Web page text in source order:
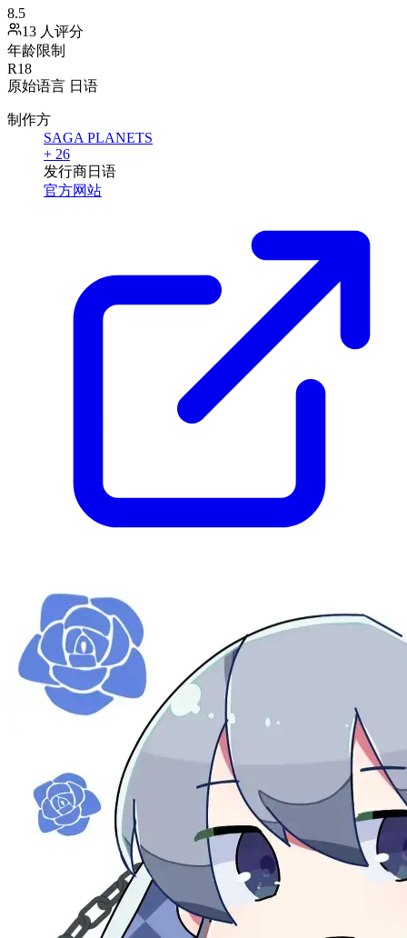
8.5
13 人评分
年龄限制
R18
原始语言 日语
制作方
SAGA PLANETS
+ 26
发行商日语
官方网站